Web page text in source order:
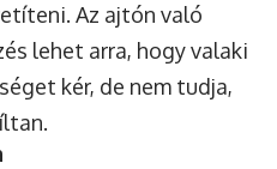
Az ajtón való
lehet arra, hogy valaki
kér, de nem tudja,